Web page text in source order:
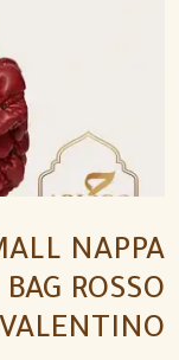
NAPPA
ROSSO
VALENTINO